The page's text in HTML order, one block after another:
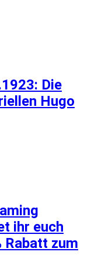
Die
Hugo
ihr euch
Rabatt zum